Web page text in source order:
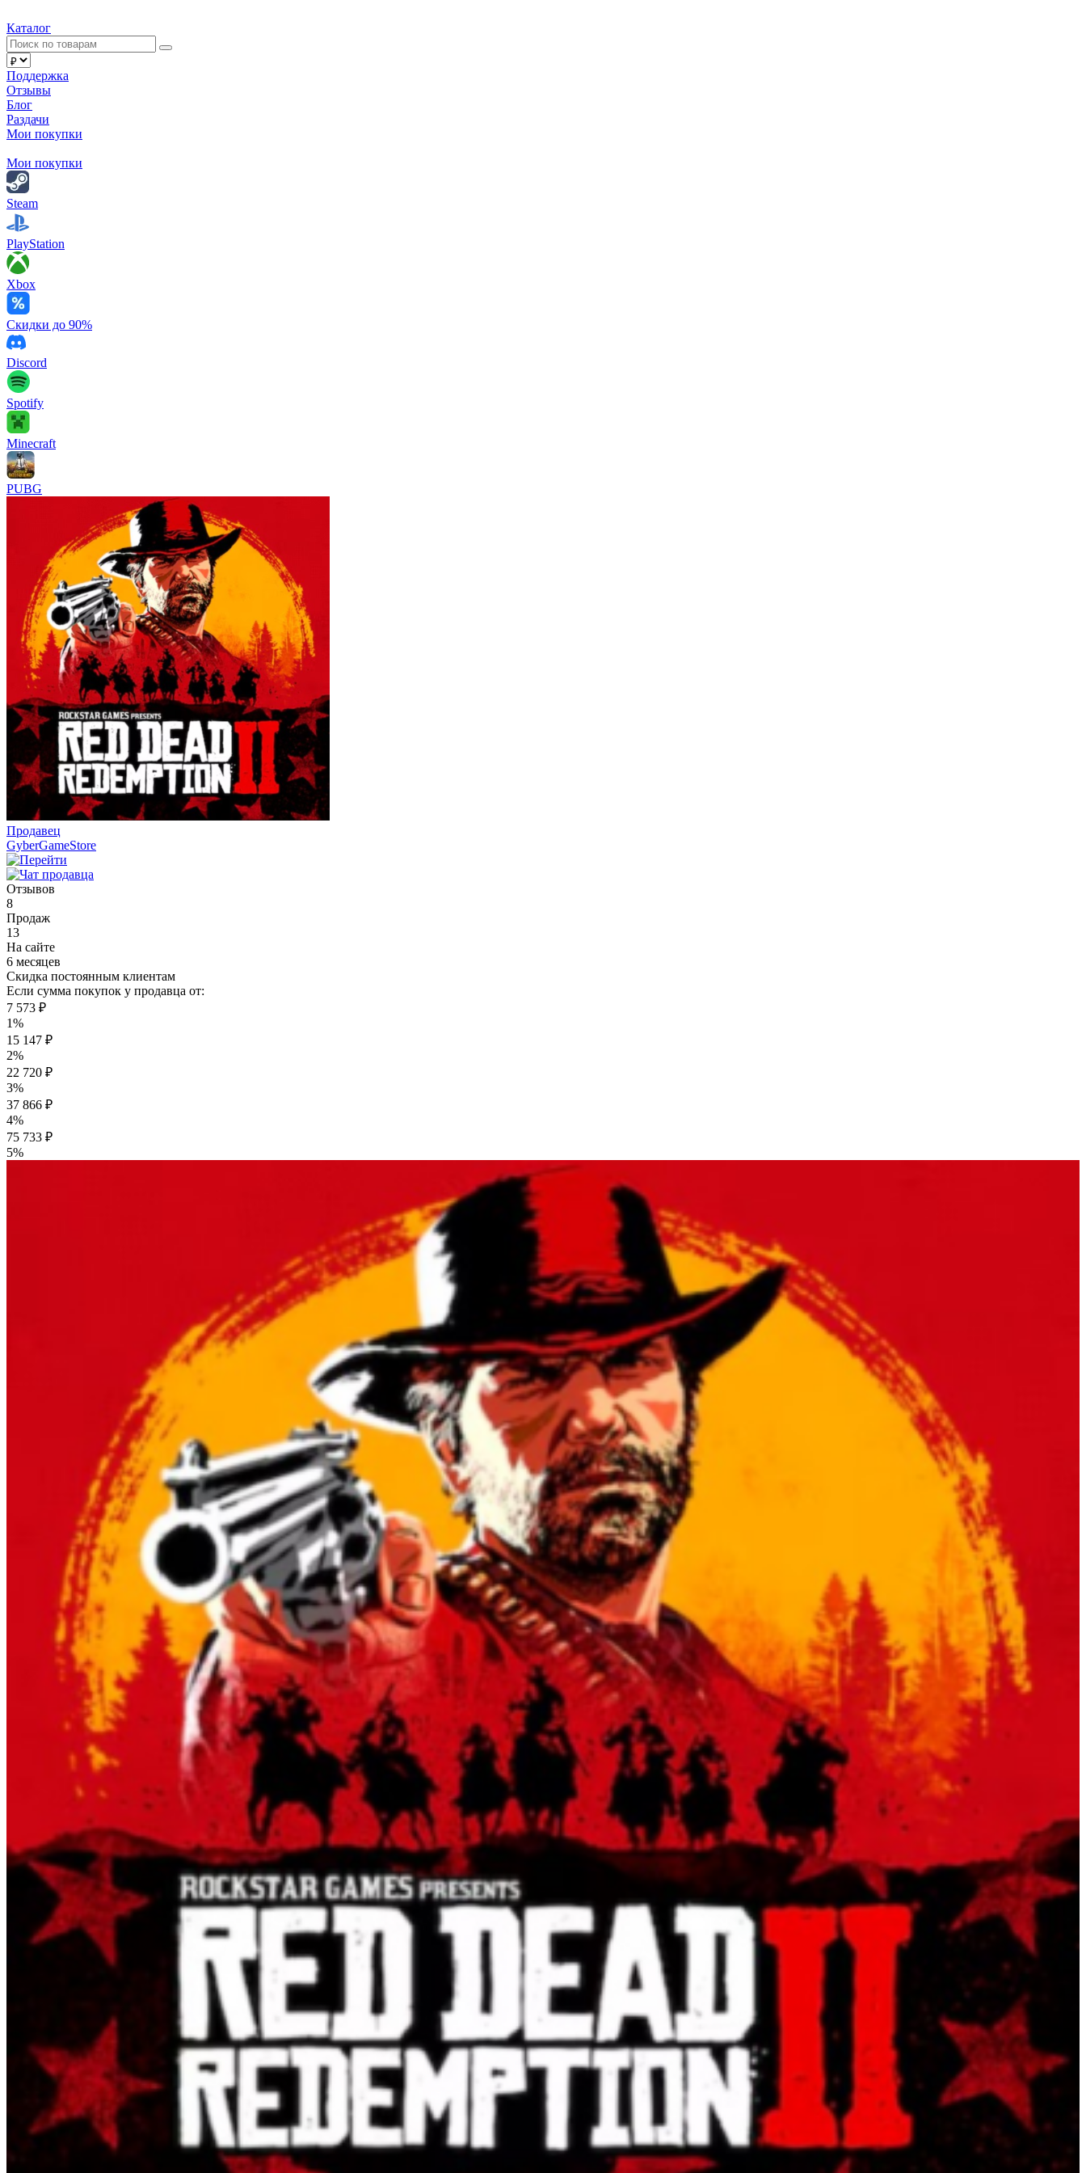
Каталог
Поддержка
Отзывы
Блог
Раздачи
Мои покупки
Мои покупки
Steam
PlayStation
Xbox
Скидки до 90%
Discord
Spotify
Minecraft
PUBG
Продавец
GyberGameStore
Отзывов
8
Продаж
13
На сайте
6 месяцев
Скидка постоянным клиентам
Если сумма покупок у продавца от:
7 573 ₽
1%
15 147 ₽
2%
22 720 ₽
3%
37 866 ₽
4%
75 733 ₽
5%